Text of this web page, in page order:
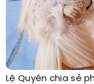
Lệ Quyên chia sẻ